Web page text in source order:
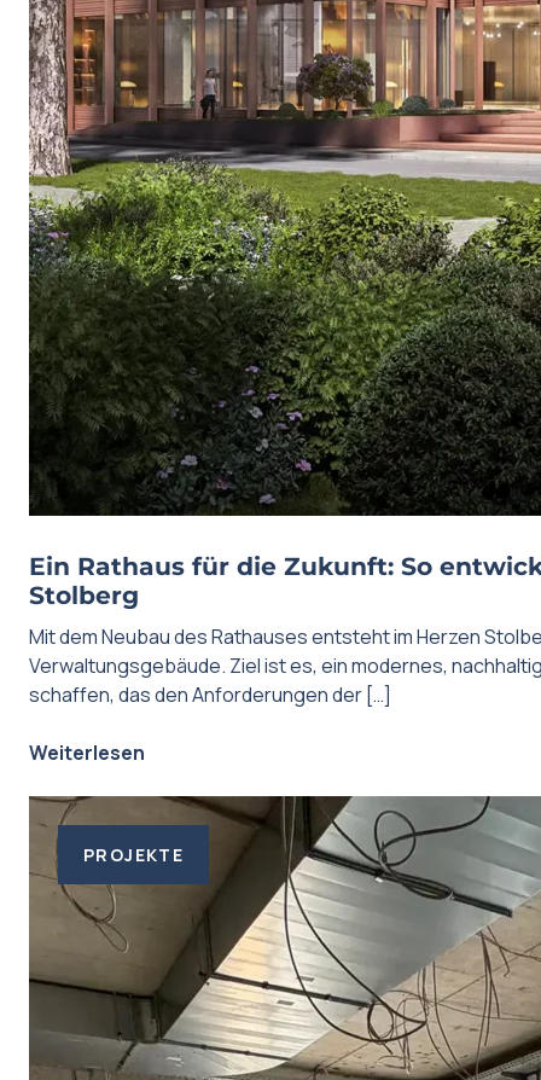
Ein Rathaus für die Zukunft: So
Stolberg
Mit dem Neubau des Rathauses entsteht im Herzen
Verwaltungsgebäude. Ziel ist es, ein modernes,
schaffen, das den Anforderungen der […]
Weiterlesen
PROJEKTE